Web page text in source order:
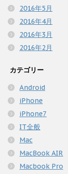
2016年5月
2016年4月
2016年3月
2016年2月
カテゴリー
Android
iPhone
iPhone7
IT全般
Mac
MacBook AIR
Macbook Pro